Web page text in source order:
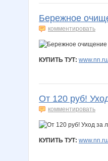
Бережное
комментировать
КУПИТЬ ТУТ:
От 120 руб!
комментировать
КУПИТЬ ТУТ: